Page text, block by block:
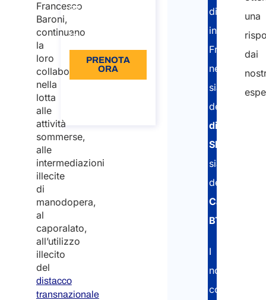
Francesco
Baroni,
continuano
la
loro
collaborazione
nella
lotta
alle
attività
sommerse,
alle
intermediazioni
illecite
di
manodopera,
al
caporalato,
all’utilizzo
illecito
del
distacco
transnazionale
Lingua: IT
PRENOTA
ORA
distaccati
in
Francia
sia
della
SIPSI
sia
della
Carta
BTP
I
nostri
consulenti
una
dai